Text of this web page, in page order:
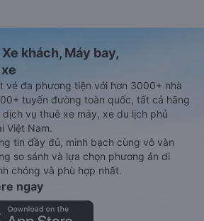
khách, Máy bay,
vé đa phương tiện với hơn 3000+ nhà
tuyến đường toàn quốc, tất cả hãng
vụ thuê xe máy, xe du lịch phủ
Việt Nam.
tin đầy đủ, minh bạch cùng vô vàn
so sánh và lựa chọn phương án di
chóng và phù hợp nhất.
ngay